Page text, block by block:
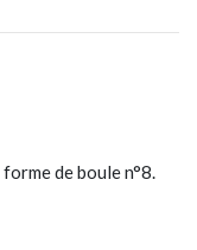
de boule n°8.